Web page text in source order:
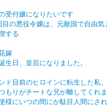
受付嬢になりたいです
目の悪役令嬢は、元敵国で自由気
する
嫁
生日、皇后になりました。
ド目前のヒロインに転生した私
もりがチートな兄が離してくれ
様にいつの間にか駄目人間にさ